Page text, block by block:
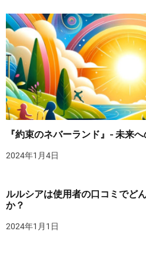
『約束のネバーランド』- 未来
2024年1月4日
ルルシアは使用者の口コミでど
か？
2024年1月1日